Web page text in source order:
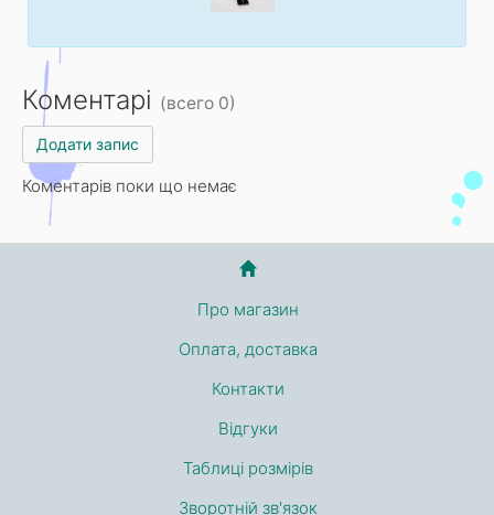
Коментарі (всего 0)
Додати запис
Коментарів поки що немає
Про магазин
Оплата, доставка
Контакти
Відгуки
Таблиці розмірів
Зворотній зв'язок